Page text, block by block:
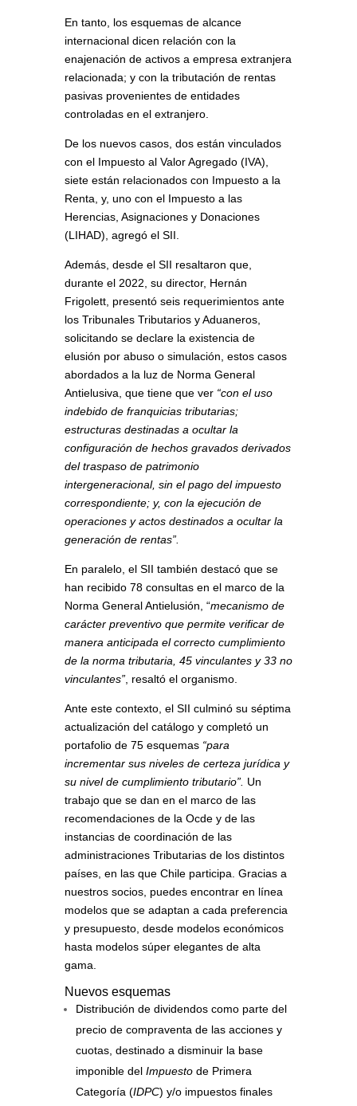
En tanto, los esquemas de alcance
internacional dicen relación con la
enajenación de activos a empresa extranjera
relacionada; y con la tributación de rentas
pasivas provenientes de entidades
controladas en el extranjero.
De los nuevos casos, dos están vinculados
con el Impuesto al Valor Agregado (IVA),
siete están relacionados con Impuesto a la
Renta, y, uno con el Impuesto a las
Herencias, Asignaciones y Donaciones
(LIHAD), agregó el SII.
Además, desde el SII resaltaron que,
durante el 2022, su director, Hernán
Frigolett, presentó seis requerimientos ante
los Tribunales Tributarios y Aduaneros,
solicitando se declare la existencia de
elusión por abuso o simulación, estos casos
abordados a la luz de Norma General
Antielusiva, que tiene que ver “con el uso
indebido de franquicias tributarias;
estructuras destinadas a ocultar la
configuración de hechos gravados derivados
del traspaso de patrimonio
intergeneracional, sin el pago del impuesto
correspondiente; y, con la ejecución de
operaciones y actos destinados a ocultar la
generación de rentas”.
En paralelo, el SII también destacó que se
han recibido 78 consultas en el marco de la
Norma General Antielusión, “mecanismo de
carácter preventivo que permite verificar de
manera anticipada el correcto cumplimiento
de la norma tributaria, 45 vinculantes y 33 no
vinculantes”, resaltó el organismo.
Ante este contexto, el SII culminó su séptima
actualización del catálogo y completó un
portafolio de 75 esquemas“para
incrementar sus niveles de certeza jurídica y
su nivel de cumplimiento tributario”. Un
trabajo que se dan en el marco de las
recomendaciones de la Ocde y de las
instancias de coordinación de las
administraciones Tributarias de los distintos
países, en las que Chile participa. Gracias a
nuestros socios, puedes encontrar en línea
modelos que se adaptan a cada preferencia
y presupuesto, desde modelos económicos
hasta modelos súper elegantes de alta
gama.
Nuevos esquemas
Distribución de dividendos como parte del
precio de compraventa de las acciones y
cuotas, destinado a disminuir la base
imponible del Impuestode Primera
Categoría (IDPC) y/o impuestos finales